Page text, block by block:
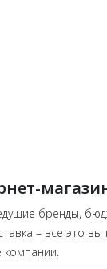
бренды,
– все это вы